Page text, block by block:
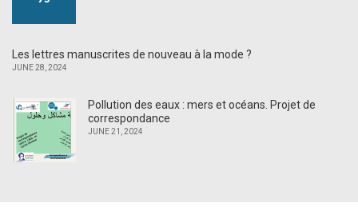
Les lettres manuscrites de nouveau à la mode ?
JUNE 28, 2024
Pollution des eaux : mers et océans. Projet de
correspondance
JUNE 21, 2024